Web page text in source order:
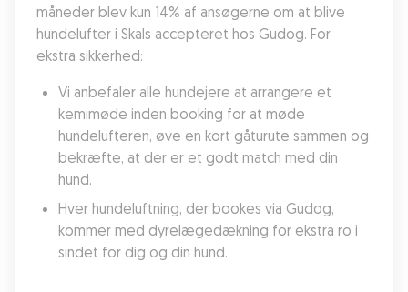
måneder blev kun 14% af ansøgerne om at blive
hundelufter i Skals accepteret hos Gudog. For
ekstra sikkerhed:
Vi anbefaler alle hundejere at arrangere et
kemimøde inden booking for at møde
hundelufteren, øve en kort gåturute sammen og
bekræfte, at der er et godt match med din
hund.
Hver hundeluftning, der bookes via Gudog,
kommer med dyrelægedækning for ekstra ro i
sindet for dig og din hund.